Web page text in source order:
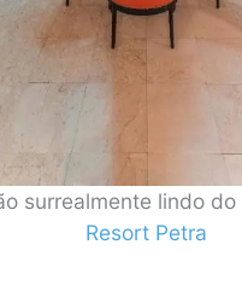
surrealmente lindo do
Resort Petra